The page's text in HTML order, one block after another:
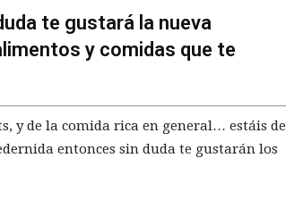
te gustará la nueva
y comidas que te
y de la comida rica en general… estáis de
entonces sin duda te gustarán los